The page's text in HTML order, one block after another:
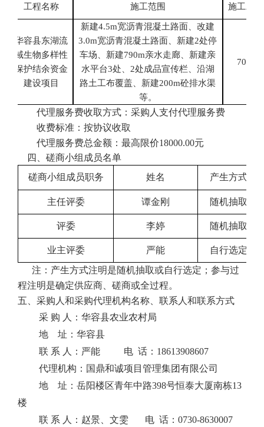
工程名称 施工范围 施工工期
华容县东湖流
域生物多样性
保护结余资金
建设项目
新建4.5m宽沥青混凝土路面、改建
3.0m宽沥青混凝土路面、新建2处停
车场、新建790m亲水走廊、新建亲
水平台3处、2处成品宣传栏、沿湖
路土工布覆盖、新建200m砼排水渠
等。
70天
代理服务费收取方式：采购人支付代理服务费
收费标准：按协议收取
代理服务费总金额：最高限价18000.00元
四、磋商小组成员名单
磋商小组 成员职务 姓名 产生方式
主任评委 谭金刚 随机抽取
评委 李婷 随机抽取
业主评委 严能
自行选定
注：产生方式注明是随机抽取或自行选定；参与过
程注明是确定供应商、 磋商或全过程。
五 、采购人和采购代理机构名称、联系人和联系方式
采 购 人：华容县农业农村局
地
址： 华容县
联 系 人： 严能 电 话： 18613908607
代理机构：国鼎和诚项目管理集团有限公司
地
址：岳阳楼区青年中路398号恒泰大厦南栋13
楼
联 系 人： 赵景、文雯 电 话： 0730-8630007